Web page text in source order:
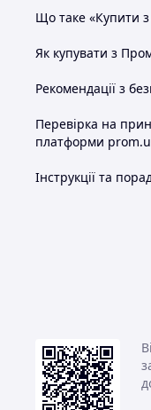
Що таке «Купити
Як купувати з
Рекомендації з
Перевірка на
платформи
Інструкції та